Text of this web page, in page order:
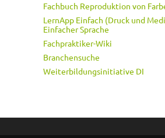
Fachbuch Reproduktion von
LernApp Einfach (Druck und
Einfacher Sprache
Fachpraktiker-Wiki
Branchensuche
Weiterbildungsinitiative DI